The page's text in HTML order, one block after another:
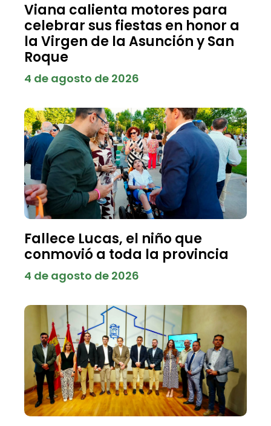
Viana calienta motores para
celebrar sus fiestas en honor a
la Virgen de la Asunción y San
Roque
4 de agosto de 2026
Fallece Lucas, el niño que
conmovió a toda la provincia
4 de agosto de 2026